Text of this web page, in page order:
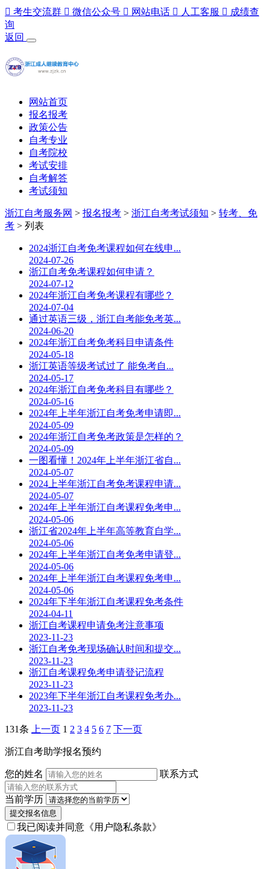
 考生交流群  微信公众号  网站电话  人工客服  成绩查
询
返回
网站首页
报名报考
政策公告
自考专业
自考院校
考试安排
自考解答
考试须知
浙江自考服务网 > 报名报考 > 浙江自考考试须知 > 转考、免
考 > 列表
2024浙江自考免考课程如何在线申...
2024-07-26
浙江自考免考课程如何申请？
2024-07-12
2024年浙江自考免考课程有哪些？
2024-07-04
通过英语三级，浙江自考能免考英...
2024-06-20
2024年浙江自考免考科目申请条件
2024-05-18
浙江英语等级考试过了 能免考自...
2024-05-17
2024年浙江自考免考科目有哪些？
2024-05-16
2024年上半年浙江自考免考申请即...
2024-05-09
2024年浙江自考免考政策是怎样的？
2024-05-09
一图看懂！2024年上半年浙江省自...
2024-05-07
2024上半年浙江自考免考课程申请...
2024-05-07
2024年上半年浙江自考课程免考申...
2024-05-06
浙江省2024年上半年高等教育自学...
2024-05-06
2024年上半年浙江自考免考申请登...
2024-05-06
2024年上半年浙江自考课程免考申...
2024-05-06
2024年下半年浙江自考课程免考条件
2024-04-11
浙江自考课程申请免考注意事项
2023-11-23
浙江自考免考现场确认时间和提交...
2023-11-23
浙江自考课程免考申请登记流程
2023-11-23
2023年下半年浙江自考课程免考办...
2023-11-23
131条 上一页 1 2 3 4 5 6 7 下一页
浙江自考助学报名预约
您的姓名 联系方式
当前学历
提交报名信息
我已阅读并同意 《用户隐私条款》